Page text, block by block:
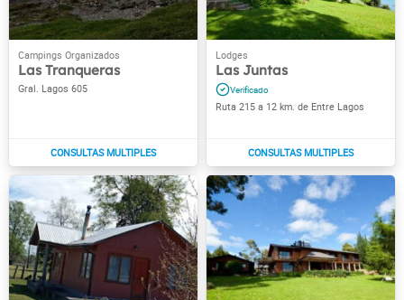
Las Tranqueras
Gral. Lagos 605
Las Juntas
Ruta 215 a 12 km. de Entre Lagos